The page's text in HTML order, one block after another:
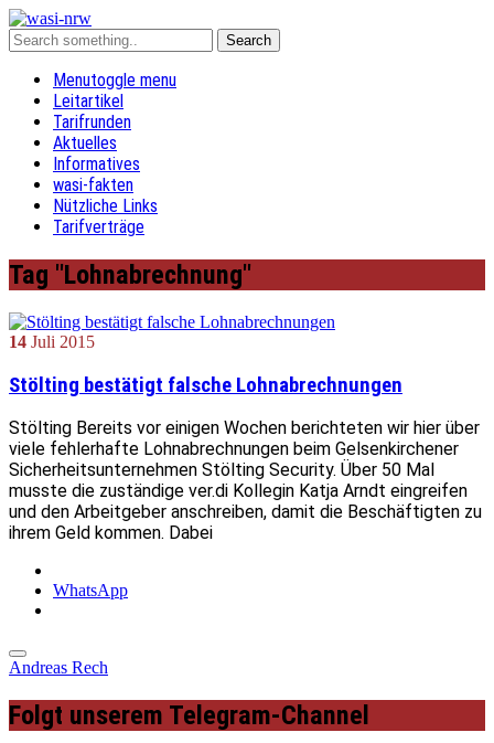
Menutoggle menu
Leitartikel
Tarifrunden
Aktuelles
Informatives
wasi-fakten
Nützliche Links
Tarifverträge
Tag "Lohnabrechnung"
14 Juli 2015
Stölting bestätigt falsche Lohnabrechnungen
Stölting Bereits vor einigen Wochen berichteten wir hier über
viele fehlerhafte Lohnabrechnungen beim Gelsenkirchener
Sicherheitsunternehmen Stölting Security. Über 50 Mal
musste die zuständige ver.di Kollegin Katja Arndt eingreifen
und den Arbeitgeber anschreiben, damit die Beschäftigten zu
ihrem Geld kommen. Dabei
WhatsApp
Andreas Rech
Folgt unserem Telegram-Channel